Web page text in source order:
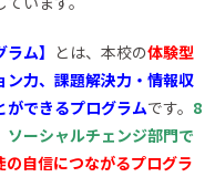
ム】 とは、本校の体験型
ン力、課題解決力・情報収
ができるプログラムです。 8
ーシャルチェンジ部門で
の自信につながるプログラ